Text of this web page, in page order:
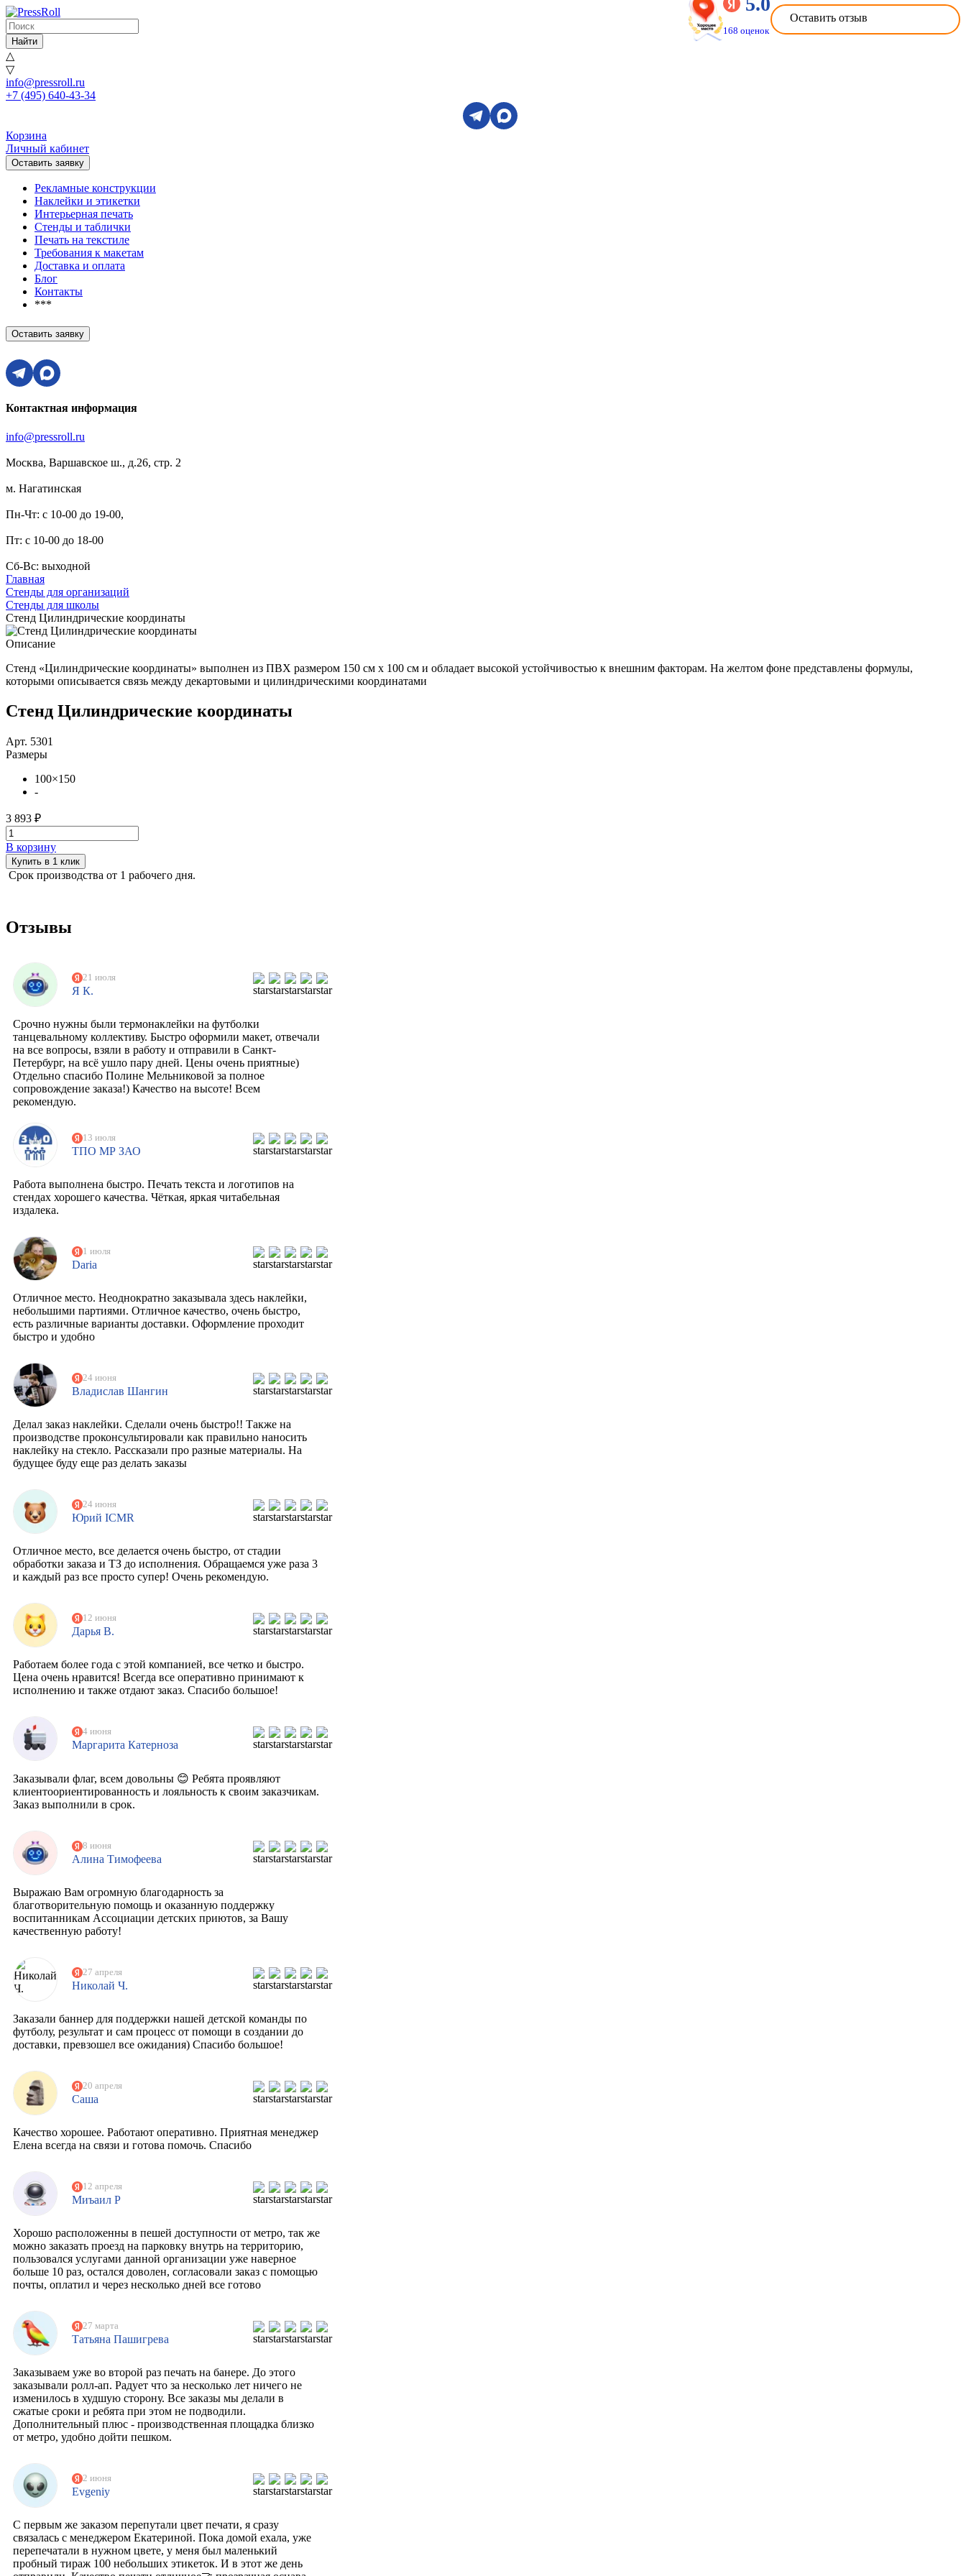
Найти
△
▽
info@pressroll.ru
+7 (495) 640-43-34
Корзина
Личный кабинет
Оставить заявку
Рекламные конструкции
Наклейки и этикетки
Интерьерная печать
Стенды и таблички
Печать на текстиле
Требования к макетам
Доставка и оплата
Блог
Контакты
***
Оставить заявку
Контактная информация
info@pressroll.ru
Москва, Варшавское ш., д.26, стр. 2
м. Нагатинская
Пн-Чт: с 10-00 до 19-00,
Пт: с 10-00 до 18-00
Сб-Вс: выходной
Главная
Стенды для организаций
Стенды для школы
Стенд Цилиндрические координаты
Описание
Стенд «Цилиндрические координаты» выполнен из ПВХ размером 150 см х 100 см и обладает высокой устойчивостью к внешним факторам. На желтом фоне представлены формулы,
которыми описывается связь между декартовыми и цилиндрическими координатами
Стенд Цилиндрические координаты
Арт. 5301
Размеры
100×150
-
3 893 ₽
В корзину
Купить в 1 клик
Срок производства от 1 рабочего дня.
Отзывы
168 оценок
Оставить отзыв
21 июля
Я К.
Срочно нужны были термонаклейки на футболки
танцевальному коллективу. Быстро оформили макет, отвечали
на все вопросы, взяли в работу и отправили в Санкт-
Петербург, на всё ушло пару дней. Цены очень приятные)
Отдельно спасибо Полине Мельниковой за полное
сопровождение заказа!) Качество на высоте! Всем
рекомендую.
13 июля
ТПО МР ЗАО
Работа выполнена быстро. Печать текста и логотипов на
стендах хорошего качества. Чёткая, яркая читабельная
издалека.
1 июля
Daria
Отличное место. Неоднократно заказывала здесь наклейки,
небольшими партиями. Отличное качество, очень быстро,
есть различные варианты доставки. Оформление проходит
быстро и удобно
24 июня
Владислав Шангин
Делал заказ наклейки. Сделали очень быстро!! Также на
производстве проконсультировали как правильно наносить
наклейку на стекло. Рассказали про разные материалы. На
будущее буду еще раз делать заказы
24 июня
Юрий ICMR
Отличное место, все делается очень быстро, от стадии
обработки заказа и ТЗ до исполнения. Обращаемся уже раза 3
и каждый раз все просто супер! Очень рекомендую.
12 июня
Дарья В.
Работаем более года с этой компанией, все четко и быстро.
Цена очень нравится! Всегда все оперативно принимают к
исполнению и также отдают заказ. Спасибо большое!
4 июня
Маргарита Катерноза
Заказывали флаг, всем довольны 😊 Ребята проявляют
клиентоориентированность и лояльность к своим заказчикам.
Заказ выполнили в срок.
8 июня
Алина Тимофеева
Выражаю Вам огромную благодарность за
благотворительную помощь и оказанную поддержку
воспитанникам Ассоциации детских приютов, за Вашу
качественную работу!
27 апреля
Николай Ч.
Заказали баннер для поддержки нашей детской команды по
футболу, результат и сам процесс от помощи в создании до
доставки, превзошел все ожидания) Спасибо большое!
20 апреля
Саша
Качество хорошее. Работают оперативно. Приятная менеджер
Елена всегда на связи и готова помочь. Спасибо
12 апреля
Миъаил Р
Хорошо расположенны в пешей доступности от метро, так же
можно заказать проезд на парковку внутрь на территорию,
пользовался услугами данной организации уже наверное
больше 10 раз, остался доволен, согласовали заказ с помощью
почты, оплатил и через несколько дней все готово
27 марта
Татьяна Пашигрева
Заказываем уже во второй раз печать на банере. До этого
заказывали ролл-ап. Радует что за несколько лет ничего не
изменилось в худшую сторону. Все заказы мы делали в
сжатые сроки и ребята при этом не подводили.
Дополнительный плюс - производственная площадка близко
от метро, удобно дойти пешком.
2 июня
Evgeniy
С первым же заказом перепутали цвет печати, я сразу
связалась с менеджером Екатериной. Пока домой ехала, уже
перепечатали в нужном цвете, у меня был маленький
пробный тираж 100 небольших этикеток. И в этот же день